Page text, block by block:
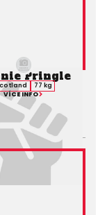
MMA
Mark Woodard
Pringle
77 kg
VÍCE INFO